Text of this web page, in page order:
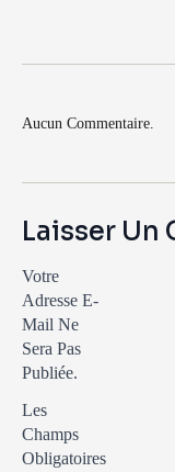
Aucun Commentaire.
Laisser Un
Votre
Adresse E-
Mail Ne
Sera Pas
Publiée.
Les
Champs
Obligatoires